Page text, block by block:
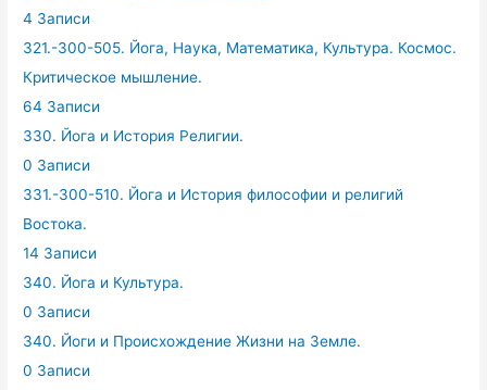
4 Записи
321.-300-505. Йога, Наука, Математика, Культура. Космос.
Критическое мышление.
64 Записи
330. Йога и История Религии.
0 Записи
331.-300-510. Йога и История философии и религий
Востока.
14 Записи
340. Йога и Культура.
0 Записи
340. Йоги и Происхождение Жизни на Земле.
0 Записи